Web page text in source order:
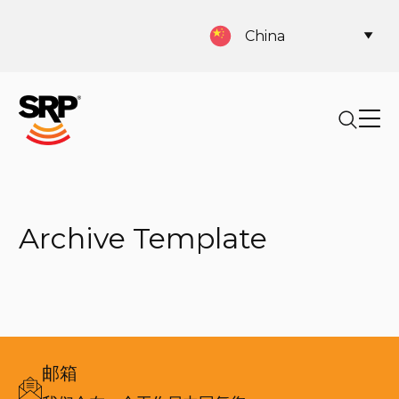
China
Archive Template
邮箱